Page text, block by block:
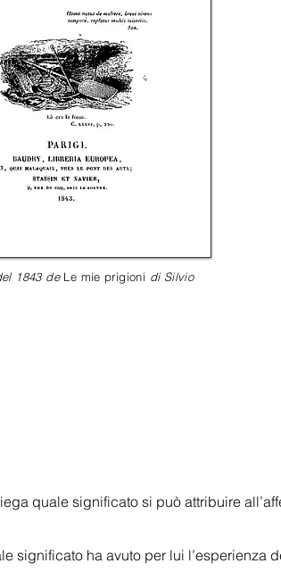
1843 de Le mie prigioni di Silvio
quale significato si può attribuire
significato ha avuto per lui l’esperienza